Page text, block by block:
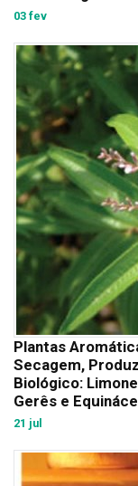
03 fev
Plantas
Secagem,
Biológico:
Gerês e
21 jul